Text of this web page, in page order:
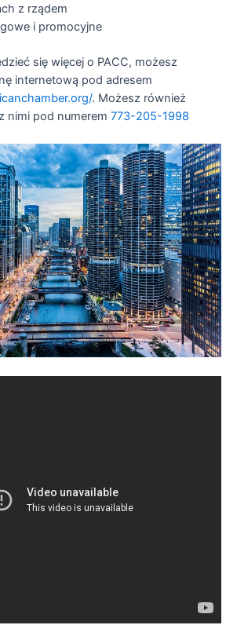
z rządem
i promocyjne
się więcej o PACC, możesz
internetową pod adresem
. Możesz również
nimi pod numerem 773-205-1998